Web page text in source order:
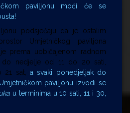
paviljonu moći će se
podsjećaju da je ostalim
Umjetničkog paviljona
prema uobičajenom radnom
nedjelje od 11 do 20 sati,
21 sat, a svaki ponedjeljak do
paviljonu izvodi se
u terminima u 10 sati, 11 i 30,